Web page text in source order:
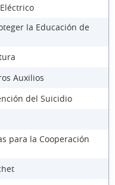
la Educación de
Auxilios
del Suicidio
para la Cooperación